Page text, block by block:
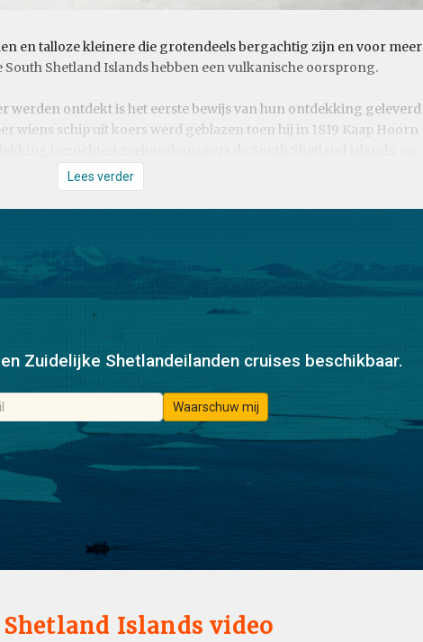
en talloze kleinere die grotendeels bergachtig zijn en voor meer
Shetland Islands hebben een vulkanische oorsprong.
werden ontdekt is het eerste bewijs van hun ontdekking geleverd
wiens schip uit koers werd geblazen toen hij in 1819 Kaap Hoorn
Lees verder
Zuidelijke Shetlandeilanden cruises beschikbaar.
Waarschuw mij
Islands video